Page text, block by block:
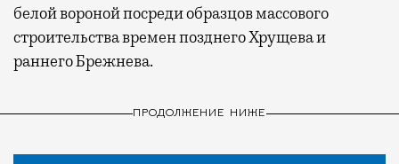
белой вороной посреди образцов массового
строительства времен позднего Хрущева и
раннего Брежнева.
ПРОДОЛЖЕНИЕ НИЖЕ